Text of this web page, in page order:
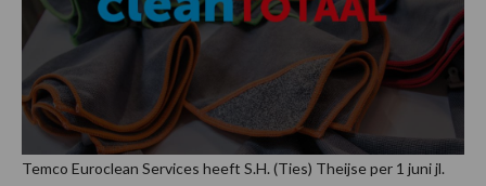
Temco Euroclean Services heeft S.H. (Ties) Theijse per 1 juni jl.